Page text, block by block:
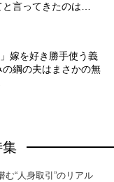
と言ってきたのは…
嫁を好き勝手使う義
綱の夫はまさかの無
“人身取引”のリアル